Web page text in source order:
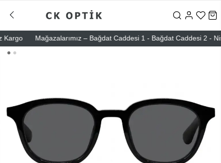
Mağazalarımız – Bağdat Caddesi 1 - Bağdat Caddesi 2 -